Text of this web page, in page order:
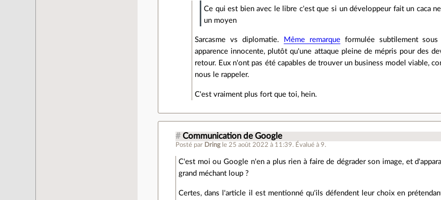
Ce qui est bien avec le libre c'est que si un développeur fait un caca
un moyen
Sarcasme vs diplomatie. Même remarqueformulée subtilement
apparence innocente, plutôt qu'une attaque pleine de mépris pour des
retour. Eux n'ont pas été capables de trouver un business model viable,
nous le rappeler.
C'est vraiment plus fort que toi, hein.
# Communication de Google
Posté par Dring le 25 août 2022 à 11:39. Évalué à9.
C'est moi ou Google n'en a plus rien à faire de dégrader son image, et
grand méchant loup ?
Certes, dans l'article il est mentionné qu'ils défendent leur choix en